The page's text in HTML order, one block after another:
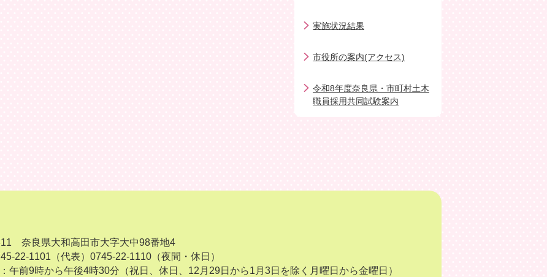
実施状況結果
市役所の案内(アクセス)
令和8年度奈良県・市町村土木
職員採用共同試験案内
奈良県大和高田市大字大中98番地4
22-1101（代表） 0745-22-1110（夜間・休日）
午前9時から午後4時30分（祝日、休日、12月29日から1月3日を除く月曜日から金曜日）